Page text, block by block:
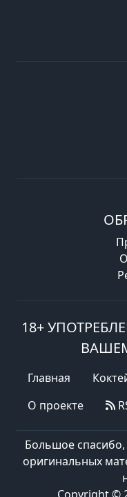
18+
Главная
О проекте
Большое
оригинальных